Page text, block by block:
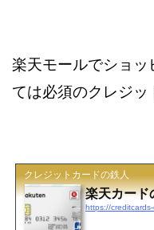
楽天モールでショッ
ては必須のクレジッ
クレジットカードの鉄人
楽天カード
https://